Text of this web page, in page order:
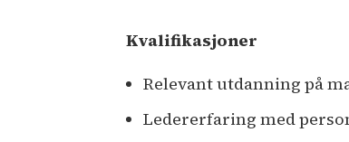
Kvalifikasjoner
Relevant utdanning på
Ledererfaring med